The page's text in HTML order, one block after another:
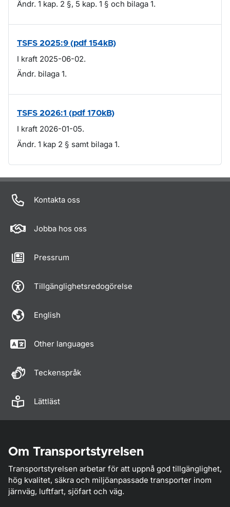
Ändr. 1 kap. 2 §, 5 kap. 1 § och bilaga 1.
TSFS 2025:9 (pdf 154kB)
I kraft 2025-06-02.
Ändr. bilaga 1.
TSFS 2026:1 (pdf 170kB)
I kraft 2026-01-05.
Ändr. 1 kap 2 § samt bilaga 1.
Om sidan
Kontakta oss
Jobba hos oss
Pressrum
Tillgänglighetsredogörelse
English
Other languages
Teckenspråk
Lättläst
Om Transportstyrelsen
Transportstyrelsen arbetar för att uppnå god tillgänglighet,
hög kvalitet, säkra och miljöanpassade transporter inom
järnväg, luftfart, sjöfart och väg.